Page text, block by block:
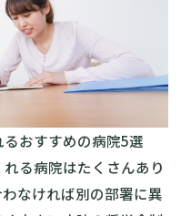
おすすめの病院5選
る病院はたくさんあり
なければ別の部署に異